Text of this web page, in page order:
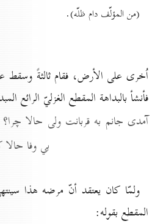
(من المؤلّف دام ظلّه).
اُخرى على الأرض، فقام ثالثةً وسقط
فأنشأ بالبداهة المقطع الغزليّ الرائع
آمدى جانم به قربانت ولى حالا چرا؟
بي وفا حالا
ولمّا كان يعتقد أنّ مرضه هذا
المقطع بقوله: